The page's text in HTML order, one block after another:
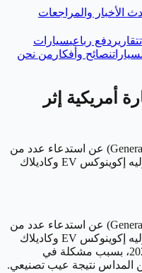
الأخبار والمراجعات
تقارير دفع رباعيسيارات
نصائح وأفكار من نحن
سيارة أمريكية إثر
أعلنت شركة جنرال موتورز (General Motors) عن استدعاء عدد من
سياراتها الكهربائية من طرازي شيفروليه إكوينوكس EV وكاديلاك
(General Motors) عن استدعاء عدد من
سياراتها الكهربائية من طرازي شيفروليه إكوينوكس EV وكاديلاك
أوبتيك Optiq موديلات عامي 2025 و2026، بسبب مشكلة في
المداس نتيجة عيب تصنيعي.